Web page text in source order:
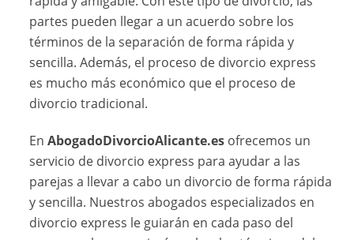
partes pueden llegar a un acuerdo sobre los
términos de la separación de forma rápida y
sencilla. Además, el proceso de divorcio express
es mucho más económico que el proceso de
divorcio tradicional.
EnAbogadoDivorcioAlicante.es ofrecemos un
servicio de divorcio express para ayudar a las
parejas a llevar a cabo un divorcio de forma rápida
y sencilla. Nuestros abogados especializados en
divorcio express le guiarán en cada paso del